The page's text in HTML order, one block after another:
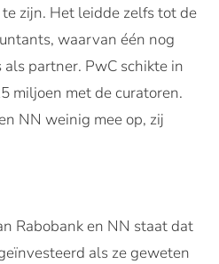
zijn. Het leidde zelfs tot de
waarvan één nog
partner. PwC schikte in
miljoen met de curatoren.
NN weinig mee op, zij
Rabobank en NN staat dat
als ze geweten